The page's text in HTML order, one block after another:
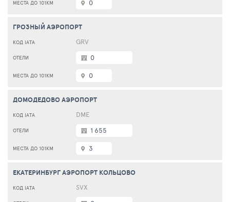
0
ГРОЗНЫЙ АЭРОПОРТ
GRV
0
0
ДОМОДЕДОВО АЭРОПОРТ
DME
1 655
3
ЕКАТЕРИНБУРГ АЭРОПОРТ КОЛЬЦОВО
SVX